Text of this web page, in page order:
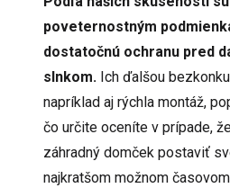
poveternostným
dostatočnú ochranu pred
slnkom. Ich ďalšou
napríklad aj rýchla montáž,
čo určite oceníte v prípade,
záhradný domček postaviť
najkratšom možnom